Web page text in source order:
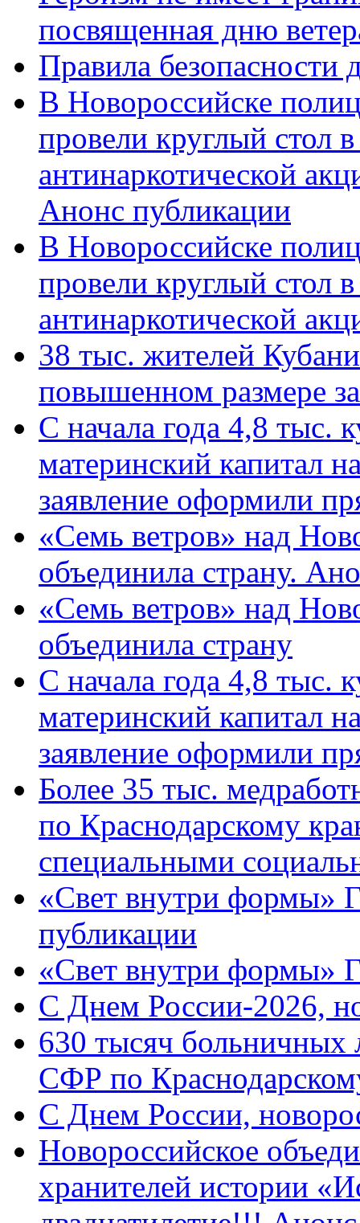
посвященная дню
Правила безопасности
В Новороссийске
провели круглый стол
антинаркотической
Анонс публикации
В Новороссийске
провели круглый стол
антинаркотической
38 тыс. жителей
повышенном размере
С начала года 4,8 тыс.
материнский капитал
заявление оформили
«Семь ветров» над
объединила страну.
«Семь ветров» над
объединила страну
С начала года 4,8 тыс.
материнский капитал
заявление оформили
Более 35 тыс.
по Краснодарскому
специальными
«Свет внутри формы»
публикации
«Свет внутри формы»
C Днем России-2026,
630 тысяч больничных
СФР по
C Днем России,
Новороссийское
хранителей истории